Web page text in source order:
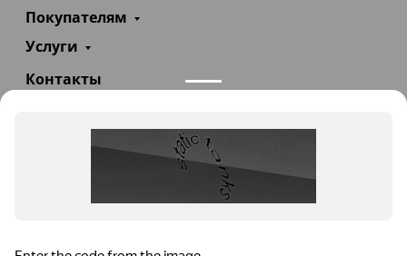
Покупателям
Услуги
Контакты
info@teploexpert.com